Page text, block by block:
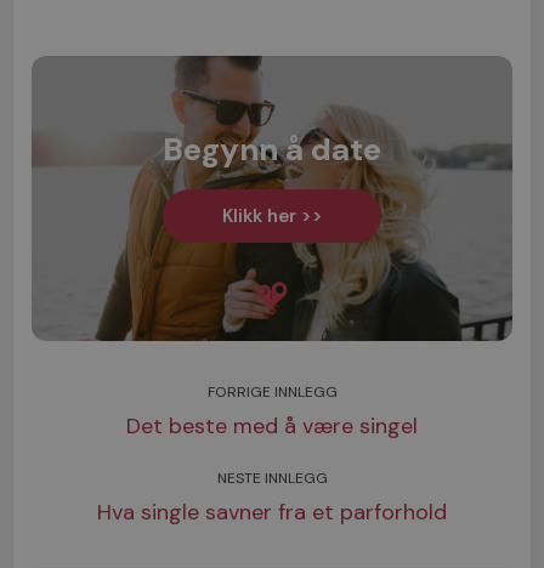
Begynn å date
Klikk her >>
FORRIGE INNLEGG
Det beste med å være singel
NESTE INNLEGG
Hva single savner fra et parforhold